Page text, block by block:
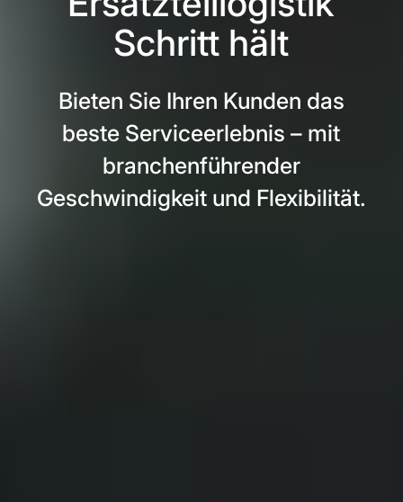
Schritt hält
Bieten Sie Ihren Kunden das
beste Serviceerlebnis – mit
branchenführender
Geschwindigkeit und Flexibilität.